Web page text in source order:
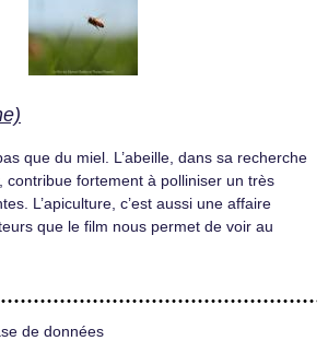
que du miel. L’abeille, dans sa recherche
contribue fortement à polliniser un très
L’apiculture, c’est aussi une affaire
que le film nous permet de voir au
de données